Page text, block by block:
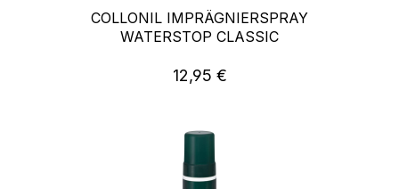
COLLONIL IMPRÄGNIERSPRAY
WATERSTOP CLASSIC
Regulärer Preis:
12,95 €